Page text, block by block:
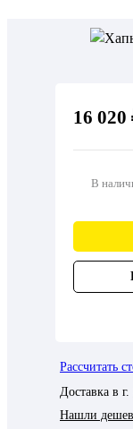
16 020
В
Рассчитать
Доставка в г.
Нашли